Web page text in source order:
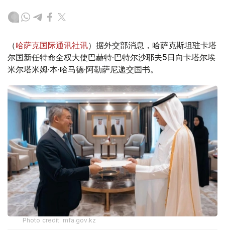
（哈萨克国际通讯社讯）据外交部消息，哈萨克斯坦驻卡塔
尔国新任特命全权大使巴赫特·巴特尔沙耶夫5日向卡塔尔埃
米尔塔米姆·本·哈马德·阿勒萨尼递交国书。
Photo credit: mfa.gov.kz